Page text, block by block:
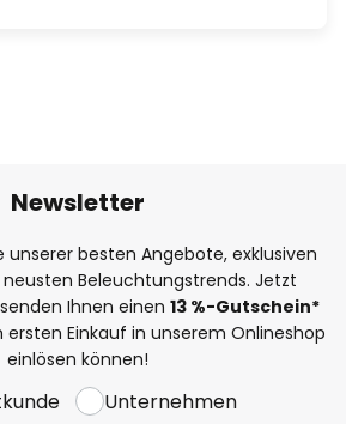
Newsletter
unserer besten Angebote, exklusiven
Beleuchtungstrends. Jetzt
Ihnen einen 13 %-Gutschein*
ersten Einkauf in unserem Onlineshop
einlösen können!
Unternehmen